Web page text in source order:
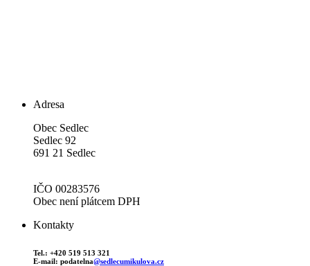
Adresa
Obec Sedlec
Sedlec 92
691 21 Sedlec
IČO 00283576
Obec není plátcem DPH
Kontakty
Tel.: +420 519 513 321
E-mail: podatelna@sedlecumikulova.cz